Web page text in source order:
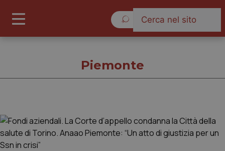
Cronache
Piemonte